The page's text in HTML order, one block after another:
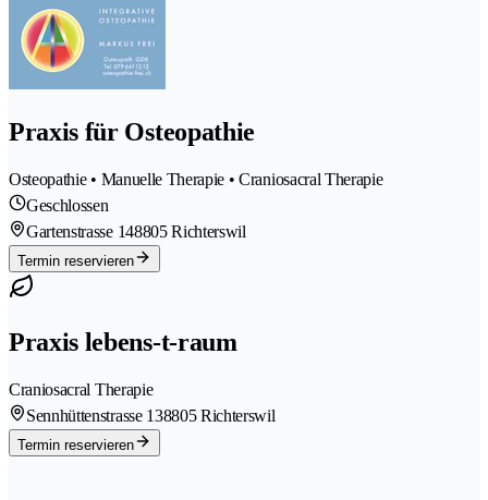
Praxis für Osteopathie
Osteopathie • Manuelle Therapie • Craniosacral Therapie
Geschlossen
Gartenstrasse 148805 Richterswil
Termin reservieren
Praxis lebens-t-raum
Craniosacral Therapie
Sennhüttenstrasse 138805 Richterswil
Termin reservieren